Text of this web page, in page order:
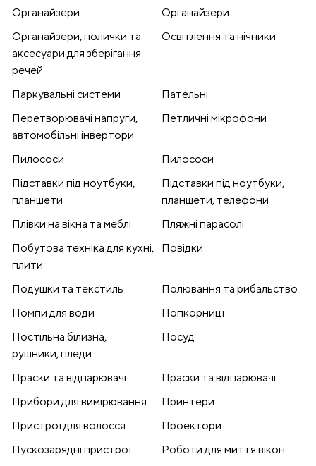
Органайзери
Органайзери
Органайзери, полички та
аксесуари для зберігання
речей
Освітлення та нічники
Паркувальні системи
Пательні
Перетворювачі напруги,
автомобільні інвертори
Петличні мікрофони
Пилососи
Пилососи
Підставки під ноутбуки,
планшети
Підставки під ноутбуки,
планшети, телефони
Плівки на вікна та меблі
Пляжні парасолі
Побутова техніка для кухні,
плити
Повідки
Подушки та текстиль
Полювання та рибальство
Помпи для води
Попкорниці
Постільна білизна,
рушники, пледи
Посуд
Праски та відпарювачі
Праски та відпарювачі
Прибори для вимірювання
Принтери
Пристрої для волосся
Проектори
Пускозарядні пристрої
Роботи для миття вікон